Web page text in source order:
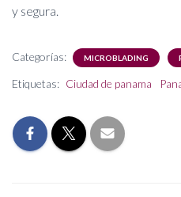
y segura.
Categorías: MICROBLADING
Etiquetas: Ciudad de panama